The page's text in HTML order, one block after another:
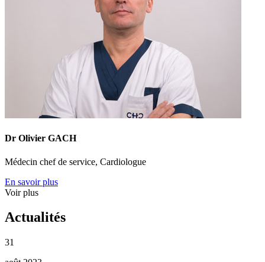
Dr Olivier GACH
Médecin chef de service, Cardiologue
En savoir plus
Voir plus
Actualités
31